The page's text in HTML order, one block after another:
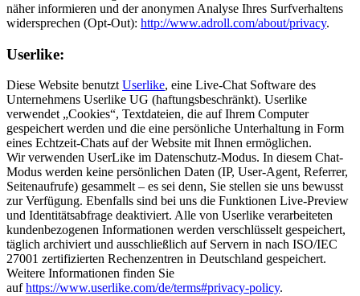
näher informieren und der anonymen Analyse Ihres Surfverhaltens
widersprechen (Opt-Out): http://www.adroll.com/about/privacy.
Userlike:
Diese Website benutzt Userlike, eine Live-Chat Software des
Unternehmens Userlike UG (haftungsbeschränkt). Userlike
verwendet „Cookies“, Textdateien, die auf Ihrem Computer
gespeichert werden und die eine persönliche Unterhaltung in Form
eines Echtzeit-Chats auf der Website mit Ihnen ermöglichen.
Wir verwenden UserLike im Datenschutz-Modus. In diesem Chat-
Modus werden keine persönlichen Daten (IP, User-Agent, Referrer,
Seitenaufrufe) gesammelt – es sei denn, Sie stellen sie uns bewusst
zur Verfügung. Ebenfalls sind bei uns die Funktionen Live-Preview
und Identitätsabfrage deaktiviert. Alle von Userlike verarbeiteten
kundenbezogenen Informationen werden verschlüsselt gespeichert,
täglich archiviert und ausschließlich auf Servern in nach ISO/IEC
27001 zertifizierten Rechenzentren in Deutschland gespeichert.
Weitere Informationen finden Sie
aufhttps://www.userlike.com/de/terms#privacy-policy.